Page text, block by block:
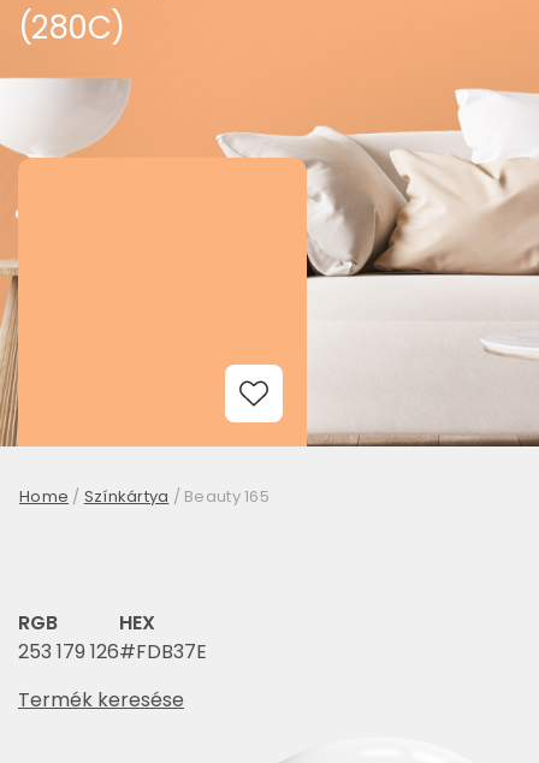
(280C)
Add to Wishlist
Home / Színkártya / Beauty 165
RGB
253 179 126
HEX
#FDB37E
Termék keresése